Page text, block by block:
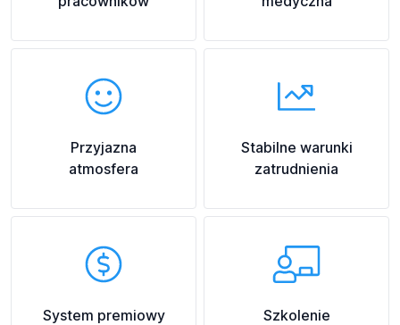
Przyjazna
atmosfera
Stabilne warunki
zatrudnienia
System premiowy
Szkolenie